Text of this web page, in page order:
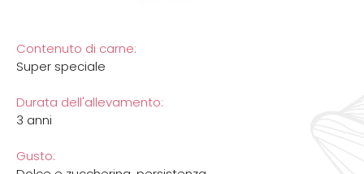
Contenuto di carne:
Super speciale
Durata dell'allevamento:
3 anni
Gusto: